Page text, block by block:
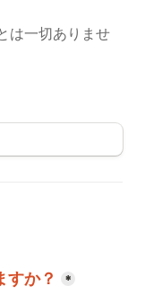
は一切ありませ
すか？ *